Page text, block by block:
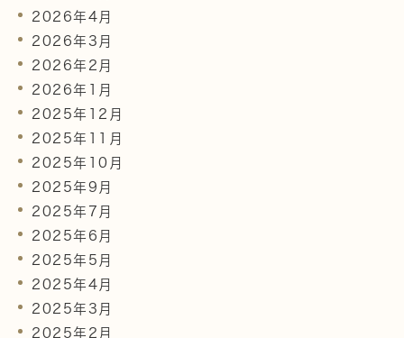
2026年4月
2026年3月
2026年2月
2026年1月
2025年12月
2025年11月
2025年10月
2025年9月
2025年7月
2025年6月
2025年5月
2025年4月
2025年3月
2025年2月